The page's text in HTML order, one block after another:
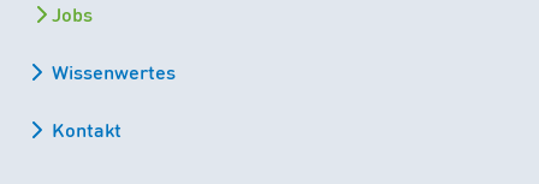
Jobs
Wissenwertes
Kontakt